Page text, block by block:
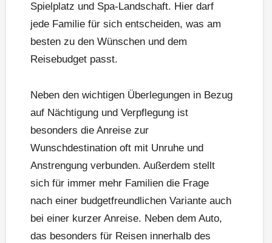
Spielplatz und Spa-Landschaft. Hier darf
jede Familie für sich entscheiden, was am
besten zu den Wünschen und dem
Reisebudget passt.
Neben den wichtigen Überlegungen in Bezug
auf Nächtigung und Verpflegung ist
besonders die Anreise zur
Wunschdestination oft mit Unruhe und
Anstrengung verbunden. Außerdem stellt
sich für immer mehr Familien die Frage
nach einer budgetfreundlichen Variante auch
bei einer kurzer Anreise. Neben dem Auto,
das besonders für Reisen innerhalb des